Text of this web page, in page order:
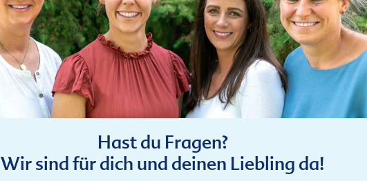
Hast du Fragen?
Wir sind für dich und deinen Liebling da!